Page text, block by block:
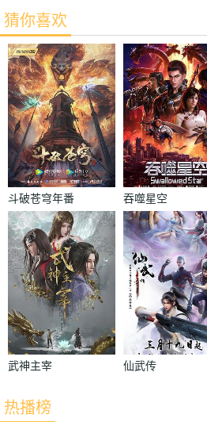
猜你喜欢
斗破苍穹年番 吞噬星空
武神主宰 仙武传
热播榜